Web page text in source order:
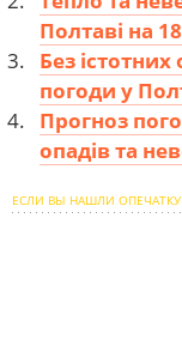
Полтаві на
Без істотних
погоди у
Прогноз
опадів та
ЕСЛИ ВЫ НАШЛИ ОПЕЧАТКУ